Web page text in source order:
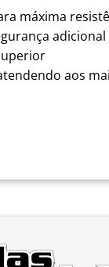
máxima
adicional
aos